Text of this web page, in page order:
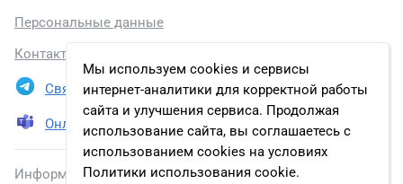
Мы используем cookies и сервисы
интернет-аналитики для корректной работы
сайта и улучшения сервиса. Продолжая
использование сайта, вы соглашаетесь с
использованием cookies на условиях
Политики использования cookie.
Персональные данные
Контакты
Связаться в Telegram
Онлайн презентация
Информация, размещенная на сайте, включена в базу